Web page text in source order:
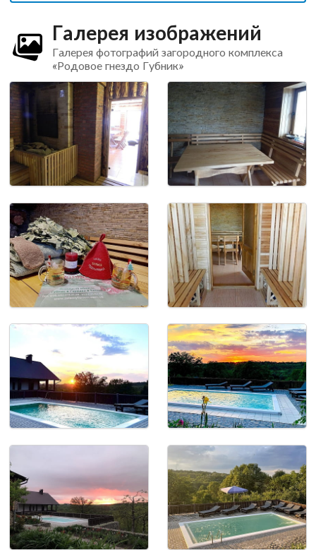
Галерея изображений
Галерея фотографий загородного комплекса
«Родовое гнездо Губник»